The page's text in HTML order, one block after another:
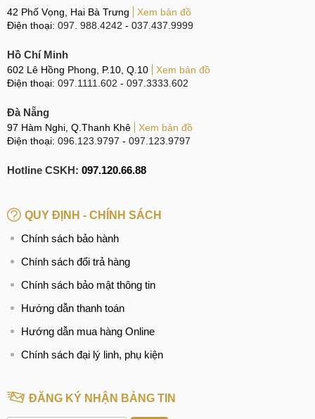
42 Phố Vọng, Hai Bà Trưng
Xem bản đồ
Điện thoại: 097. 988.4242 - 037.437.9999
Hồ Chí Minh
602 Lê Hồng Phong, P.10, Q.10
Xem bản đồ
Điện thoại: 097.1111.602 - 097.3333.602
Đà Nẵng
97 Hàm Nghi, Q.Thanh Khê
Xem bản đồ
Điện thoại: 096.123.9797 - 097.123.9797
Hotline CSKH: 097.120.66.88
QUY ĐỊNH - CHÍNH SÁCH
Chính sách bảo hành
Chính sách đổi trả hàng
Chính sách bảo mật thông tin
Hướng dẫn thanh toán
Hướng dẫn mua hàng Online
Chính sách đại lý linh, phụ kiện
ĐĂNG KÝ NHẬN BẢNG TIN